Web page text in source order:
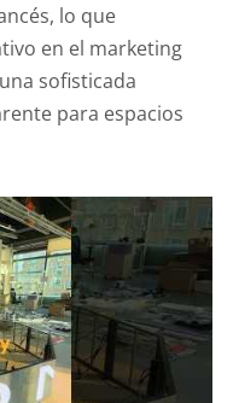
lo que
en el marketing
sofisticada
para espacios